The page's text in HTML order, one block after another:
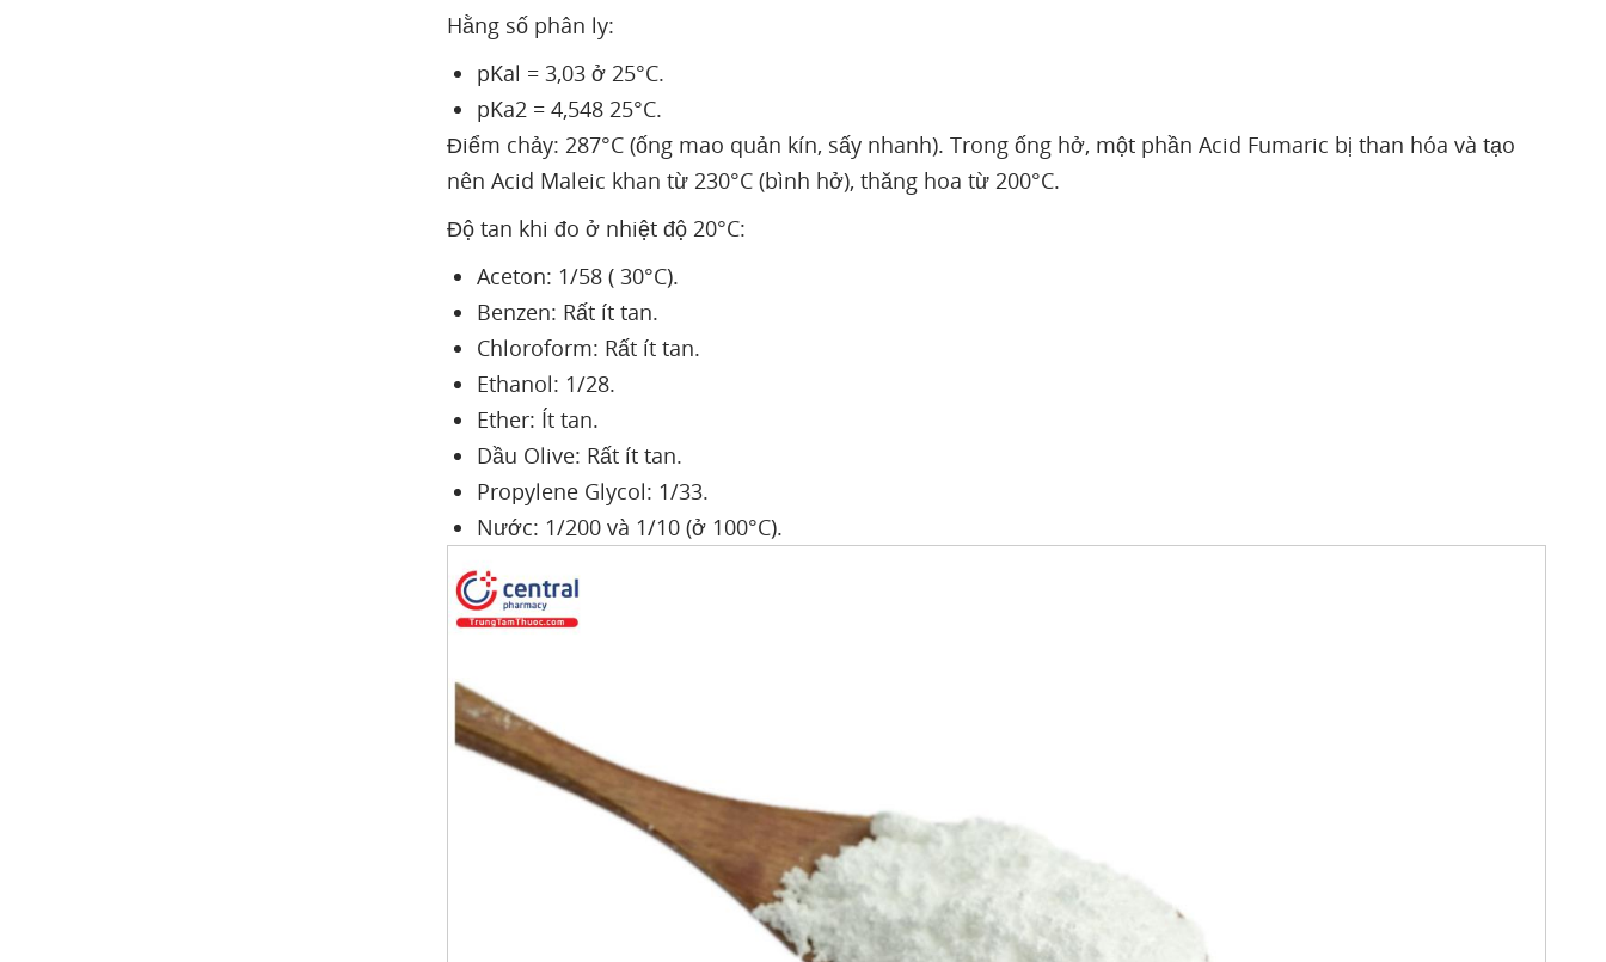
Hằng số phân ly:
pKal = 3,03 ở 25°C.
pKa2 = 4,548 25°C.
Điểm chảy: 287°C (ống mao quản kín, sấy nhanh). Trong ống hở, một phần Acid Fumaric bị than hóa và tạo
nên Acid Maleic khan từ 230°C (bình hở), thăng hoa từ 200°C.
Độ tan khi đo ở nhiệt độ 20°C:
Aceton: 1/58 ( 30°C).
Benzen: Rất ít tan.
Chloroform: Rất ít tan.
Ethanol: 1/28.
Ether: Ít tan.
Dầu Olive: Rất ít tan.
Propylene Glycol: 1/33.
Nước: 1/200 và 1/10 (ở 100°C).